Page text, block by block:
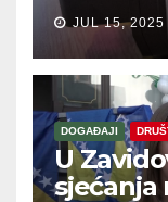
JUL 15, 2025
DOGAĐAJI
U
sjećanja